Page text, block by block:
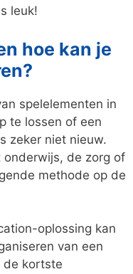
leuk!
hoe kan je
spelelementen in
te lossen of een
zeker niet nieuw.
de zorg of
methode op de
oplossing kan
van een
de kortste